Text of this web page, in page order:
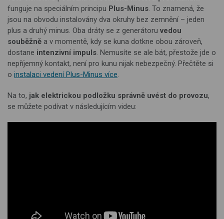
funguje na speciálním principu Plus-Minus. To znamená, že
jsou na obvodu instalovány dva okruhy bez zemnění – jeden
plus a druhý minus. Oba dráty se z generátoru vedou
souběžně a v momentě, kdy se kuna dotkne obou zároveň,
dostane intenzivní impuls. Nemusíte se ale bát, přestože jde o
nepříjemný kontakt, není pro kunu nijak nebezpečný. Přečtěte si
o instalaci vedení Plus-Minus více.
Na to, jak elektrickou podložku správně uvést do provozu,
se můžete podívat v následujícím videu: